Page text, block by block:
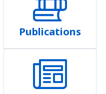
Publications